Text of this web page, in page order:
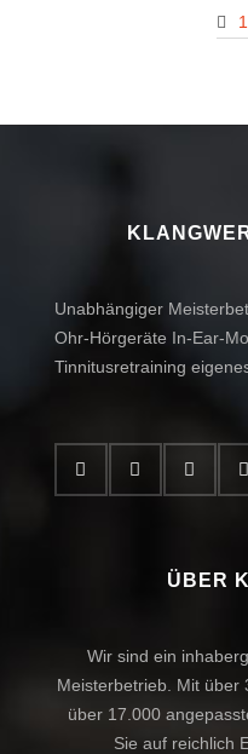
Unabhängiger
Ohr-Hörgeräte In-Ear-
Tinnitusretraining
ÜBER
Wir sind ein
Meisterbetrieb. Mit über
über 17.000
Sie auf reichlich